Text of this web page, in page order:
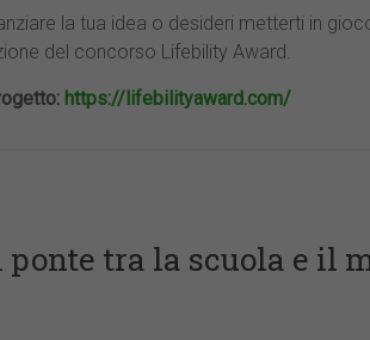
la tua idea o desideri metterti in
del concorso Lifebility Award.
https://lifebilityaward.com/
tra la scuola e il